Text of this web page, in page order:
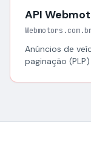
API
Anúncios de
paginação